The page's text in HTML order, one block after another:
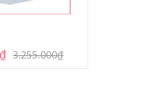
3.255.000₫